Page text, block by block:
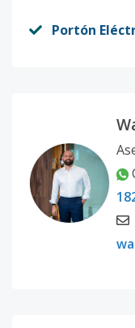
Portón